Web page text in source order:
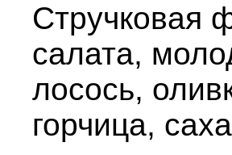
Стручковая
салата,
лосось,
горчица,